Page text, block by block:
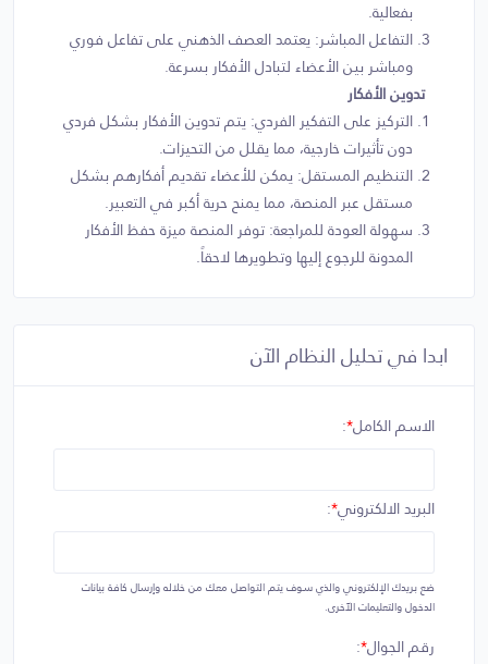
بفعالية.
التفاعل المباشر: يعتمد العصف الذهني على تفاعل فوري
ومباشر بين الأعضاء لتبادل الأفكار بسرعة.
تدوين الأفكار
التركيز على التفكير الفردي: يتم تدوين الأفكار بشكل فردي
دون تأثيرات خارجية، مما يقلل من التحيزات.
التنظيم المستقل: يمكن للأعضاء تقديم أفكارهم بشكل
مستقل عبر المنصة، مما يمنح حرية أكبر في التعبير.
سهولة العودة للمراجعة: توفر المنصة ميزة حفظ الأفكار
المدونة للرجوع إليها وتطويرها لاحقاً.
ابدا في تحليل النظام الآن
الاسم الكامل*
:
البريد الالكتروني*
:
ضع بريدك الإلكتروني والذي سوف يتم التواصل معك من خلاله وإرسال كافة بيانات
الدخول والتعليمات الآخرى.
رقم الجوال*
: